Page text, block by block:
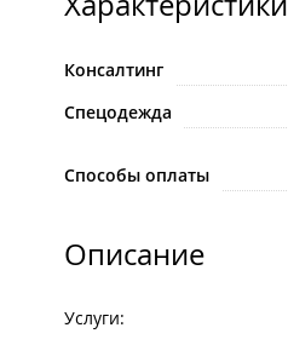
Консалтинг
Спецодежда
Способы оплаты
Описание
Услуги: